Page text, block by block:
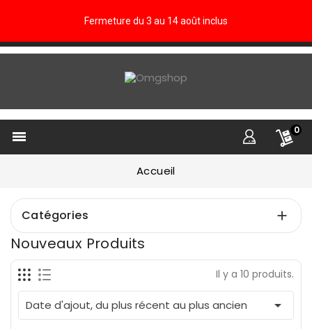
Fermeture du 3 au 14 août inclus
 0
Accueil
Catégories 
Nouveaux Produits
Il y a 10 produits.
Date d'ajout, du plus récent au plus ancien 